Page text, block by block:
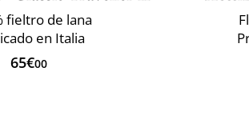
fieltro de lana
en Italia
65€00